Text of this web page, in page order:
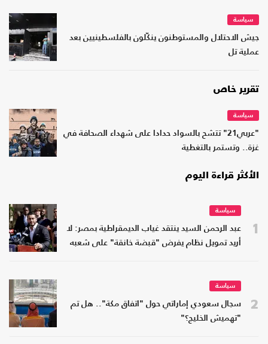
سياسة
جيش الاحتلال والمستوطنون ينكّلون بالفلسطينيين بعد
عملية تل
تقرير خاص
سياسة
"عربي21" تتشح بالسواد حدادا على شهداء الصحافة في
غزة.. وتستمر بالتغطية
الأكثر قراءة اليوم
1
سياسة
عبد الرحمن السيد ينتقد غياب الديمقراطية بمصر: لا
أريد تمويل نظام يفرض "قبضة خانقة" على شعبه
2
سياسة
سجال سعودي إماراتي حول "اتفاق مكة".. هل تم
"تهميش الخليج؟"